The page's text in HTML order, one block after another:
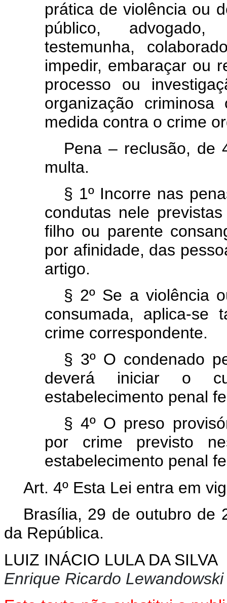
prática de violência ou
público,
testemunha,
impedir, embaraçar ou
processo ou
organização
medida contra o crime
Pena – reclusão, de
multa.
§ 1º Incorre nas
condutas nele
filho ou parente
por afinidade, das
artigo.
§ 2º Se a violência
consumada, aplica-se
crime correspondente.
§ 3º O condenado
deverá iniciar o
estabelecimento penal
§ 4º O preso
por crime previsto
estabelecimento penal
Art. 4º Esta Lei entra em
Brasília, 29 de outubro de
da República.
LUIZ INÁCIO LULA DA SILVA
Enrique Ricardo Lewandowski